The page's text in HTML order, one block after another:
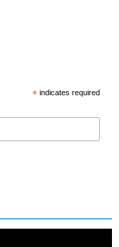
* indicates required